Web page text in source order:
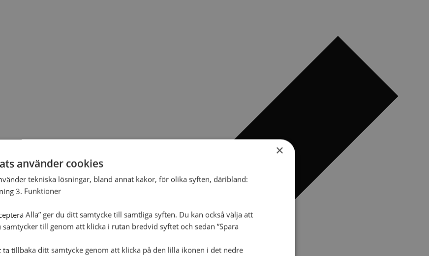
×
använder cookies
tekniska lösningar, bland annat kakor, för olika syften, däribland:
3. Funktioner
Alla” ger du ditt samtycke till samtliga syften. Du kan också välja att
till genom att klicka i rutan bredvid syftet och sedan ”Spara
ta tillbaka ditt samtycke genom att klicka på den lilla ikonen i det nedre